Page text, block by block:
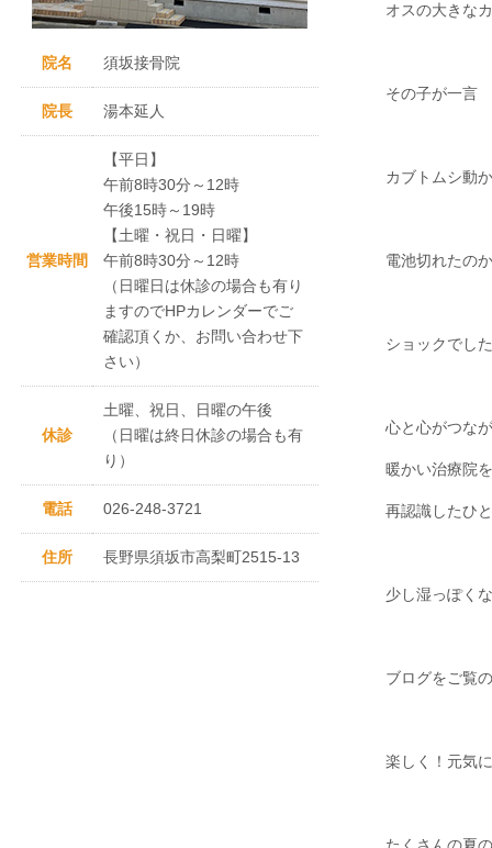
オスの大きな
その子が一言
カブトムシ動
電池切れたの
ショックでし
心と心がつな
暖かい治療院
再認識したひ
少し湿っぽく
ブログをご覧
楽しく！元気
院名 須坂接骨院
院長 湯本延人
営業時間
【平日】
午前8時30分～12時
午後15時～19時
【土曜・祝日・日曜】
午前8時30分～12時
（日曜日は休診の場合も有り
ますのでHPカレンダーでご
確認頂くか、お問い合わせ下
さい）
休診
土曜、祝日、日曜の午後
（日曜は終日休診の場合も有
り）
電話 026-248-3721
住所 長野県須坂市高梨町2515-13